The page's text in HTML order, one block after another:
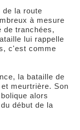
de la route
à mesure
de tranchées,
lui rappelle
c'est comme
la bataille de
meurtrière. Son
alors
début de la